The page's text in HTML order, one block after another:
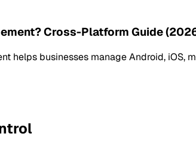
Cross-Platform Guide
helps businesses manage Android,